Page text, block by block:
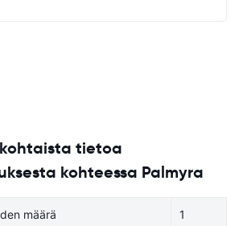
tietoa
kohteessa Palmyra
määrä 1